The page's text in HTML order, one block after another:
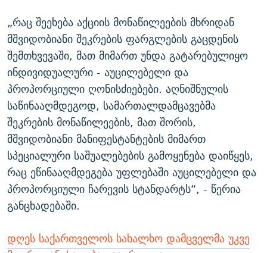
„რაც შეეხება აქციის მონაწილეების მხრიდან
მშვიდობიანი შეკრების ფარგლების გაცდენის
შემთხვევაში, მათ მიმართ უნდა გატარებულიყო
ინდივიდუალური - აუცილებელი და
პროპორციული ღონისძიებები. აღნიშნულის
საწინააღმდეგოდ, სამართალდამცავებმა
შეკრების მონაწილეების, მათ შორის,
მშვიდობიანი მანიფესტანტების მიმართ
სპეციალური საშუალებების გამოყენება დაიწყეს,
რაც ეწინააღმდეგება უფლებაში აუცილებელი და
პროპორციული ჩარევის სტანდარტს“, - წერია
განცხადებაში.
დღეს საქართველოს სახალხო დამცველმა უკვე